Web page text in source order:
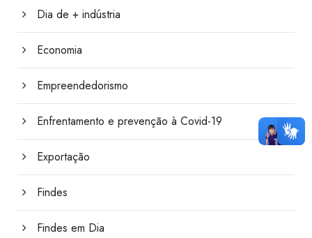
Dia de + indústria
Economia
Empreendedorismo
Enfrentamento e prevenção à Covid-19
Exportação
Findes
Findes em Dia